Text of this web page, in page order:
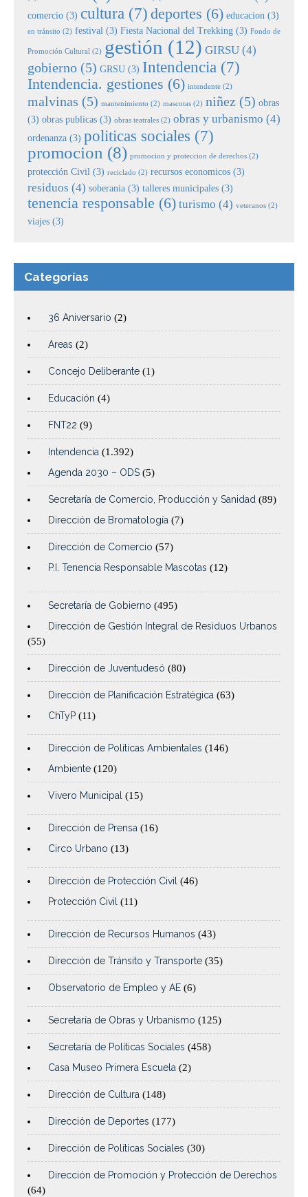
comercio (3) cultura (7) deportes (6) educacion (3)
en tránsito (2) festival (3) Fiesta Nacional del Trekking (3) Fondo de
Promoción Cultural (2) gestión (12) GIRSU (4)
gobierno (5) GRSU (3) Intendencia (7)
Intendencia. gestiones (6) intendente (2)
malvinas (5) mantenimiento (2) mascotas (2) niñez (5) obras
(3) obras publicas (3) obras teatrales (2) obras y urbanismo (4)
ordenanza (3) politicas sociales (7)
promocion (8) promocion y proteccion de derechos (2)
protección Civil (3) reciclado (2) recursos economicos (3)
residuos (4) soberania (3) talleres municipales (3)
tenencia responsable (6) turismo (4) veteranos (2)
viajes (3)
Categorías
36 Aniversario (2)
Areas (2)
Concejo Deliberante (1)
Educación (4)
FNT22 (9)
Intendencia (1.392)
Agenda 2030 – ODS (5)
Secretaría de Comercio, Producción y Sanidad (89)
Dirección de Bromatología (7)
Dirección de Comercio (57)
P.I. Tenencia Responsable Mascotas (12)
Secretaría de Gobierno (495)
Dirección de Gestión Integral de Residuos Urbanos
(55)
Dirección de Juventudesó (80)
Dirección de Planificación Estratégica (63)
ChTyP (11)
Dirección de Políticas Ambientales (146)
Ambiente (120)
Vivero Municipal (15)
Dirección de Prensa (16)
Circo Urbano (13)
Dirección de Protección Civil (46)
Protección Civil (11)
Dirección de Recursos Humanos (43)
Dirección de Tránsito y Transporte (35)
Observatorio de Empleo y AE (6)
Secretaría de Obras y Urbanismo (125)
Secretaría de Políticas Sociales (458)
Casa Museo Primera Escuela (2)
Dirección de Cultura (148)
Dirección de Deportes (177)
Dirección de Políticas Sociales (30)
Dirección de Promoción y Protección de Derechos
(64)